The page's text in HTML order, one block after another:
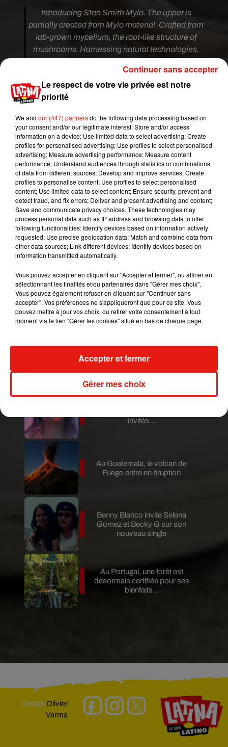
Publié : 20 avril 2021 à 14h24 par Clement
Gwizdz
Introducing Stan Smith Mylo. The upper is
partially created from Mylo material. Crafted from
lab-grown mycelium, the root-like structure of
mushrooms. Harnessing natural technologies,
#EndPlasticWaste#Mylo///
pic.twitter.com/LNjH3ebMfv
Pour le moment, c’est un produit concept, mais il
devrait débarquer dans nos boutiques dans moins
d’un an. L’objectif est bien évidemment d’utiliser
ce matériau naturel pour d’autres produits.
Rappelons que la Stan Smith est déjà écolo! Elle
contient depuis cette année 50% de plastiques
recyclés. Autre projet de la marque:
commercialiser une chaussure de running 100%
recyclable.
Mundo Latino
Guatemala : l'éruption du volcan
de Fuego est terminée
en Argentine, et en pleine...
invités...
Au Guatemala, le volcan de
Fuego entre en éruption
Benny Blanco invite Selena
Gomez et Becky G sur son
nouveau single
Au Portugal, une forêt est
désormais certifiée pour ses
bienfaits...
DesignOlivier
Varma
Le respect de votre vie privée est notre
priorité
We and our (447) partnersdo the following data processing based on
your consent and/or our legitimate interest: Store and/or access
information on a device; Use limited data to select advertising; Create
profiles for personalised advertising; Use profiles to select personalised
advertising; Measure advertising performance; Measure content
performance; Understand audiences through statistics or combinations
of data from different sources; Develop and improve services; Create
profiles to personalise content; Use profiles to select personalised
content; Use limited data to select content; Ensure security, prevent and
detect fraud, and fix errors; Deliver and present advertising and content;
Save and communicate privacy choices. These technologies may
process personal data such as IP address and browsing data to offer
following functionalities: Identify devices based on information actively
requested; Use precise geolocation data; Match and combine data from
other data sources; Link different devices; Identify devices based on
information transmitted automatically.
Vous pouvez accepter en cliquant sur "Accepter et fermer", ou affiner en
sélectionnant les finalités et/ou partenaires dans "Gérer mes choix".
Vous pouvez également refuser en cliquant sur "Continuer sans
accepter". Vos préférences ne s'appliqueront que pour ce site. Vous
pouvez mettre à jour vos choix, ou retirer votre consentement à tout
moment via le lien "Gérer les cookies" situé en bas de chaque page.
Gérer mes choix
Accepter et fermer
Continuer sans accepter